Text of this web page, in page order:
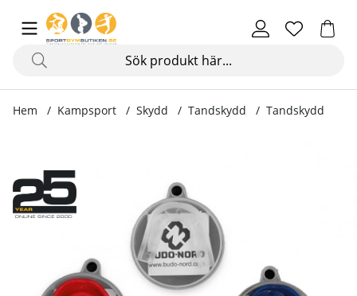
Hem Kampsport Skydd Tandskydd Tandskydd